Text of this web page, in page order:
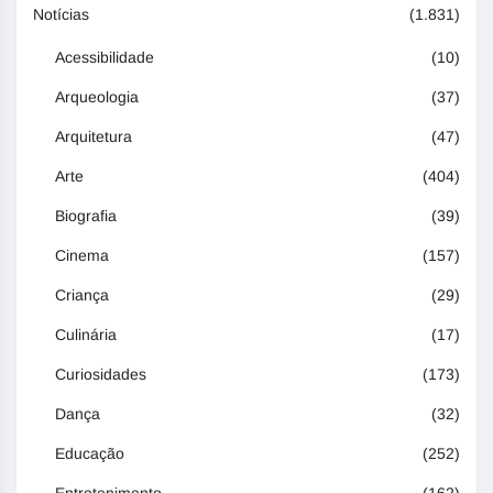
Notícias (1.831)
Acessibilidade (10)
Arqueologia (37)
Arquitetura (47)
Arte (404)
Biografia (39)
Cinema (157)
Criança (29)
Culinária (17)
Curiosidades (173)
Dança (32)
Educação (252)